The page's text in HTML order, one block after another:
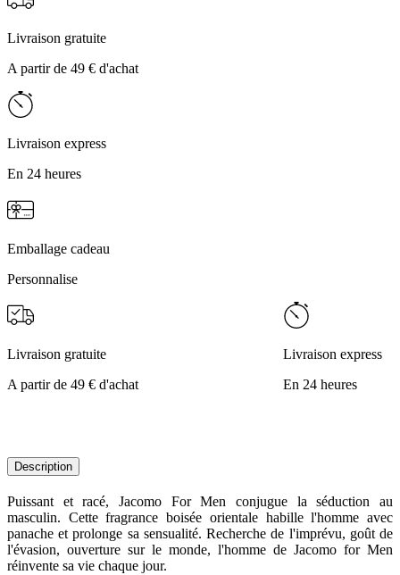
Livraison gratuite
A partir de 49 € d'achat
Livraison express
En 24 heures
Emballage cadeau
Personnalise
Livraison gratuite
A partir de 49 € d'achat
Livraison express
En 24 heures
Description
Puissant et racé, Jacomo For Men conjugue la séduction au
masculin. Cette fragrance boisée orientale habille l'homme avec
panache et prolonge sa sensualité. Recherche de l'imprévu, goût de
l'évasion, ouverture sur le monde, l'homme de Jacomo for Men
réinvente sa vie chaque jour.